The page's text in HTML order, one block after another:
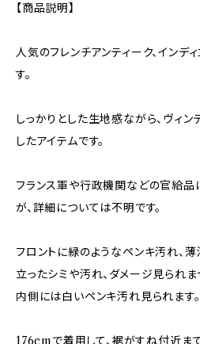
【商品説明】
人気のフレンチアンティーク、インデ
す。
しっかりとした生地感ながら、ヴィン
したアイテムです。
フランス軍や行政機関などの官給品
が、詳細については不明です。
フロントに緑のようなペンキ汚れ、
立ったシミや汚れ、ダメージ見られま
内側には白いペンキ汚れ見られます。
176cmで着用して、裾がすね付近まで